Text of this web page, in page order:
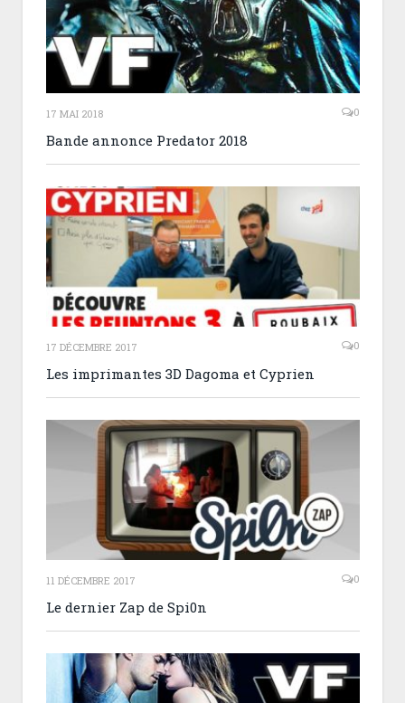
17 MAI 2018 0
Bande annonce Predator 2018
17 DÉCEMBRE 2017 0
Les imprimantes 3D Dagoma et Cyprien
11 DÉCEMBRE 2017 0
Le dernier Zap de Spi0n